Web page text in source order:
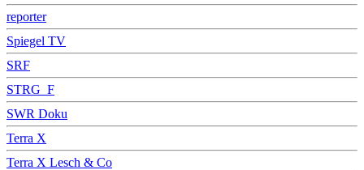
reporter
Spiegel TV
SRF
STRG_F
SWR Doku
Terra X
Terra X Lesch & Co